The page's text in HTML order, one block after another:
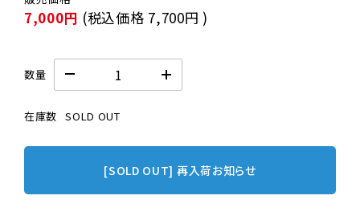
7,000円 (税込価格 7,700円 )
数量
在庫数 SOLD OUT
[SOLD OUT] 再入荷お知らせ